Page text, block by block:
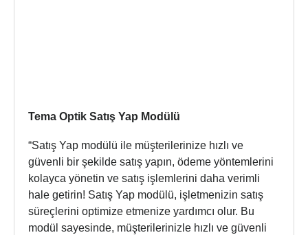
Tema Optik Satış Yap Modülü
“Satış Yap modülü ile müşterilerinize hızlı ve
güvenli bir şekilde satış yapın, ödeme yöntemlerini
kolayca yönetin ve satış işlemlerini daha verimli
hale getirin! Satış Yap modülü, işletmenizin satış
süreçlerini optimize etmenize yardımcı olur. Bu
modül sayesinde, müşterilerinizle hızlı ve güvenli